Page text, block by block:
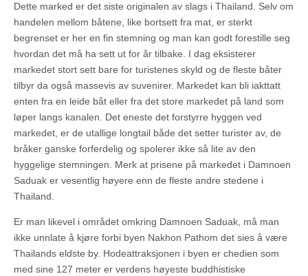
Dette marked er det siste originalen av slags i Thailand. Selv om
handelen mellom båtene, like bortsett fra mat, er sterkt
begrenset er her en fin stemning og man kan godt forestille seg
hvordan det må ha sett ut for år tilbake. I dag eksisterer
markedet stort sett bare for turistenes skyld og de fleste båter
tilbyr da også massevis av suvenirer. Markedet kan bli iakttatt
enten fra en leide båt eller fra det store markedet på land som
løper langs kanalen. Det eneste det forstyrre hyggen ved
markedet, er de utallige longtail både det setter turister av, de
bråker ganske forferdelig og spolerer ikke så lite av den
hyggelige stemningen. Merk at prisene på markedet i Damnoen
Saduak er vesentlig høyere enn de fleste andre stedene i
Thailand.
Er man likevel i området omkring Damnoen Saduak, må man
ikke unnlate å kjøre forbi byen Nakhon Pathom det sies å være
Thailands eldste by. Hodeattraksjonen i byen er chedien som
med sine 127 meter er verdens høyeste buddhistiske